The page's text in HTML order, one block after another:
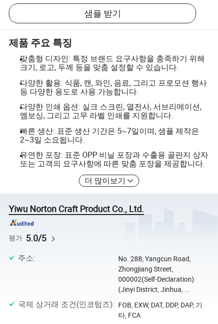
샘플 받기
제품 주요 특징
맞춤형 디자인: 특정 브랜드 요구사항을 충족하기 위해
크기, 로고, 두께 등을 맞춤 설정할 수 있습니다.
다양한 활용: 식품, 캔, 와인, 음료, 그리고 프로모션 행사
등 다양한 용도로 사용 가능합니다.
다양한 인쇄 옵션: 실크 스크린, 열전사, 서브리메이션,
엠보싱, 그리고 고무 라벨 인쇄를 지원합니다.
빠른 생산: 표준 생산 기간은 5~7일이며, 샘플 제작은
2~3일 소요됩니다.
유연한 포장: 표준 OPP 비닐 포장과 수출용 골판지 상자
또는 고객의 요구사항에 따른 맞춤 포장을 제공합니다.
더 많이보기
Yiwu Norton Craft Product Co., Ltd.
평가 5.0/5
주소:
No. 288, Yangcun Road,
Zhongjiang Street,
000002(Self-Declaration)
(Jinyi District, Jinhua, ...
국제 상거래 조건(인코텀즈): FOB, EXW, DAT, DDP, DAP, 기
타, FCA